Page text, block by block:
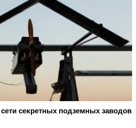
секретных подземных заводов